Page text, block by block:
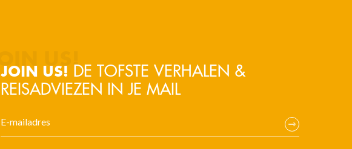
JOIN US! DE TOFSTE VERHALEN &
REISADVIEZEN IN JE MAIL